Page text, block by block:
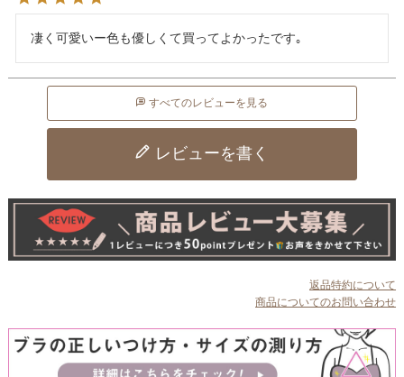
凄く可愛いー色も優しくて買ってよかったです｡
すべてのレビューを見る
レビューを書く
返品特約について
商品についてのお問い合わせ